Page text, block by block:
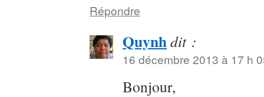
Répondre
Quynhdit :
16 décembre 2013 à 17 h
Bonjour,